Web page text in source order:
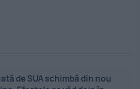
de SUA schimbă din nou